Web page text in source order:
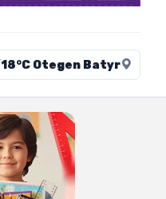
18°C Otegen Batyr